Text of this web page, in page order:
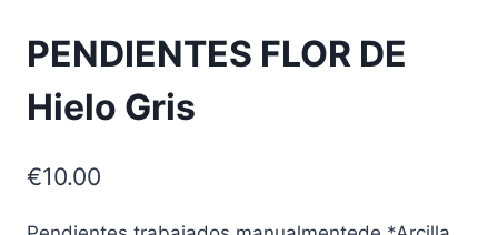
PENDIENTES FLOR DE
Hielo Gris
€10.00